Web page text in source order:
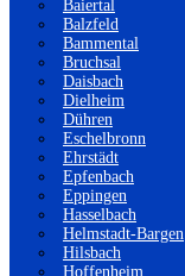
Baiertal
Balzfeld
Bammental
Bruchsal
Daisbach
Dielheim
Dühren
Eschelbronn
Ehrstädt
Epfenbach
Eppingen
Hasselbach
Helmstadt-Bargen
Hilsbach
Hoffenheim